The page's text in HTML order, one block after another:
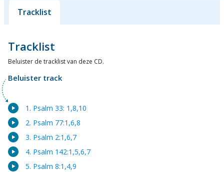
Tracklist
Tracklist
Beluister de tracklist van deze CD.
Beluister track
1. Psalm 33: 1,8,10
2. Psalm 77:1,6,8
3. Psalm 2:1,6,7
4. Psalm 142:1,5,6,7
5. Psalm 8:1,4,9